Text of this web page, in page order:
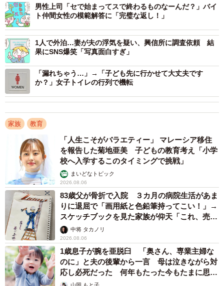
続けて、「生殖や性に関する十分な知識を得た経験があ
る」と答えた人に、「生殖や性に関する情報を誰から教え
てもらいましたか」と聞いたところ、「中学校の授業」
（10代83.8％、20代70.1％、30代64.5％、40代54.4％）、
「小学校の授業」（同50.0％、同48.7％、同51.6％、同
49.0％）、「高校の授業」（同57.6％、同50.1％、同
38.6％、同27.1％）が上位となりました。
また、「生殖や性について教えてもらった内容」について
の機能の違い」「月経（排卵）が起きる仕組み」「妊娠の
仕組み」でも7割を超えているほか、「性感染症やその予
防」「性被害・性暴力」「ジェンダーの多様性やLGBTQ
＋」では、10代と他の年代のスコア差が特に大きくなって
いました。
男性上司「セで始まってスで終わるものなーんだ？」バイ
ト仲間女性の模範解答に「完璧な返し！」
1人で外泊…妻が夫の浮気を疑い、興信所に調査依頼 結
果にSNS爆笑「写真面白すぎ」
「漏れちゃう…」→「子ども先に行かせて大丈夫です
か？」女子トイレの行列で機転
家族 教育
「人生こそがバラエティー」 マレーシア移住
を報告した菊地亜美 子どもの教育考え「小学
校へ入学するこのタイミングで挑戦」
まいどなトピック
2026.08.06
83歳父が骨折で入院 ３カ月の病院生活があま
りに退屈で「画用紙と色鉛筆持ってこい！」→
スケッチブックを見た家族が仰天「これ、売れ
ますよ…」
中将 タカノリ
2026.08.06
1歳息子が腕を亜脱臼 「奥さん、専業主婦な
のに」と夫の後輩から一言 母は泣きながら対
応し必死だった 何年もたった今もたまに思い
出し…